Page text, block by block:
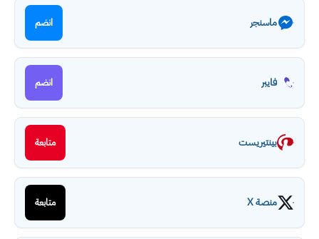
ماسنجر انضم
فايبر انضم
بينتيريست متابعة
منصة X متابعة